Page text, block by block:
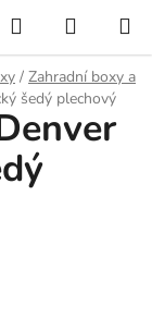
Hledat
KOŠÍK
/ Zahradní boxy a
šedý plechový